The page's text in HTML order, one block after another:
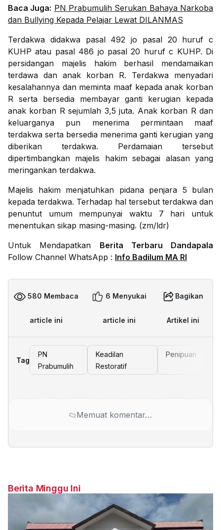
Baca Juga: PN Prabumulih Serukan Bahaya Narkoba
dan Bullying Kepada Pelajar Lewat DILANMAS
Terdakwa didakwa pasal 492 jo pasal 20 huruf c
KUHP atau pasal 486 jo pasal 20 huruf c KUHP. Di
persidangan majelis hakim berhasil mendamaikan
terdawa dan anak korban R. Terdakwa menyadari
kesalahannya dan meminta maaf kepada anak korban
R serta bersedia membayar ganti kerugian kepada
anak korban R sejumlah 3,5 juta. Anak korban R dan
keluarganya pun menerima permintaan maaf
terdakwa serta bersedia menerima ganti kerugian yang
diberikan terdakwa. Perdamaian tersebut
dipertimbangkan majelis hakim sebagai alasan yang
meringankan terdakwa.
Majelis hakim menjatuhkan pidana penjara 5 bulan
kepada terdakwa. Terhadap hal tersebut terdakwa dan
penuntut umum mempunyai waktu 7 hari untuk
menentukan sikap masing-masing. (zm/ldr)
Untuk Mendapatkan Berita Terbaru Dandapala
Follow Channel WhatsApp : Info Badilum MA RI
580 Membaca
article ini
6 Menyukai
article ini
Bagikan
Artikel ini
Tag
PN
Prabumulih
Keadilan
Restoratif
Penipuan
Memuat komentar…
Berita Minggu Ini